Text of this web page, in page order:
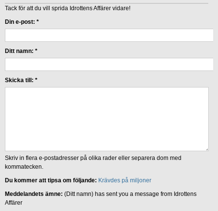
Tack för att du vill sprida Idrottens Affärer vidare!
Din e-post: *
Ditt namn: *
Skicka till: *
Skriv in flera e-postadresser på olika rader eller separera dom med
kommatecken.
Du kommer att tipsa om följande: Krävdes på miljoner
Meddelandets ämne: (Ditt namn) has sent you a message from Idrottens
Affärer